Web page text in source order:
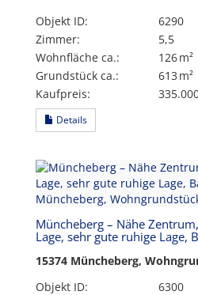
Objekt ID:
6290
Zimmer:
5,5
Wohnfläche ca.:
126 m²
Grund­stück ca.:
613 m²
Kaufpreis:
Details
Müncheberg – Nähe
Lage, sehr gute ruhige Lage,
15374 Müncheberg,
Objekt ID:
6300